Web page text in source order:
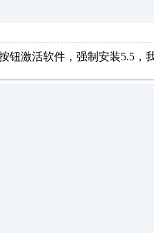
钮激活软件，强制安装5.5，